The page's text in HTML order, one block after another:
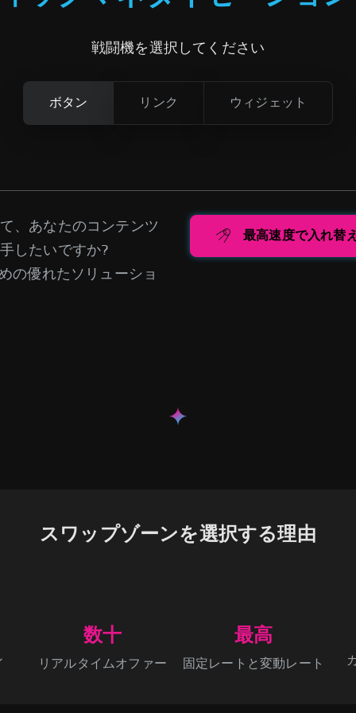
戦闘機を選択してください
ボタン リンク ウィジェット
、あなたのコンテンツ
したいですか?
の優れたソリューショ
最高速度で入れ替
スワップゾーンを選択する理由
数十
リアルタイムオファー
最高
固定レートと変動レート